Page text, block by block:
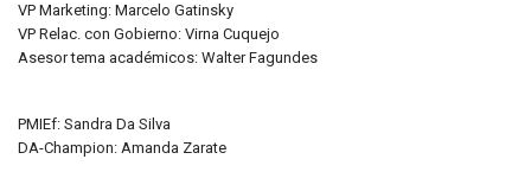
VP Marketing: Marcelo Gatinsky
VP Relac. con Gobierno: Virna Cuquejo
Asesor tema académicos: Walter Fagundes
PMIEf: Sandra Da Silva
DA-Champion: Amanda Zarate